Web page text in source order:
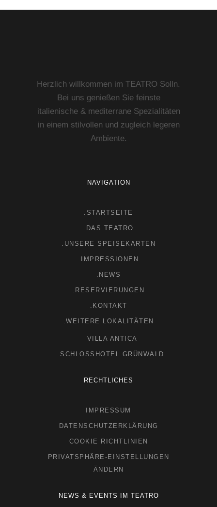
Herzlich willkommen im TEATRO Solln.
Bei uns genießen Sie feinste
italienische & mediterrane Spezialitäten
in einem stilvollen und zugleich legeren
Ambiente.
NAVIGATION
.STARTSEITE
.DAS TEATRO
.UNSERE SPEISEKARTEN
.IMPRESSIONEN
.NEWS
.RESERVIERUNGEN
.KONTAKT
.WEITERE LOKALITÄTEN
VILLA ANTICA
SCHLOSSHOTEL GRÜNWALD
RECHTLICHES
IMPRESSUM
DATENSCHUTZERKLÄRUNG
COOKIE RICHTLINIEN
PRIVATSPHÄRE-EINSTELLUNGEN
ÄNDERN
NEWS & EVENTS IM TEATRO